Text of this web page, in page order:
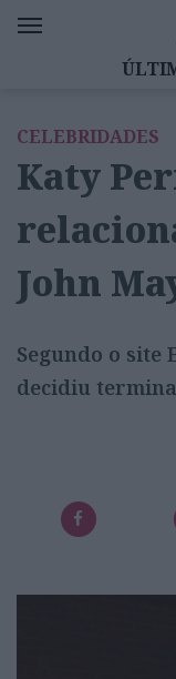
EMOÇÕES
DIZ QUEM
CELEBRIDADES
Katy
John
Segundo o site
decidiu